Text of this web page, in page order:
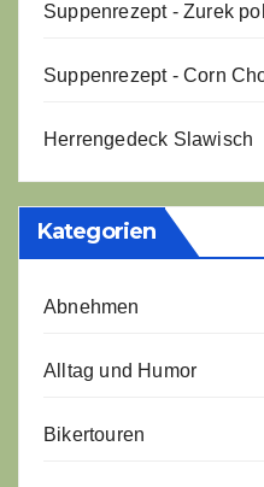
Suppenrezept - Zurek
Suppenrezept - Corn
Herrengedeck Slawisch
Kategorien
Abnehmen
Alltag und Humor
Bikertouren